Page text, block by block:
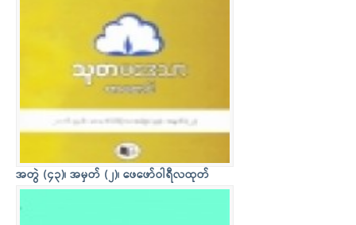
အတွဲ (၄၃)၊ အမှတ် (၂)၊ ဖေဖော်ဝါရီလထုတ်